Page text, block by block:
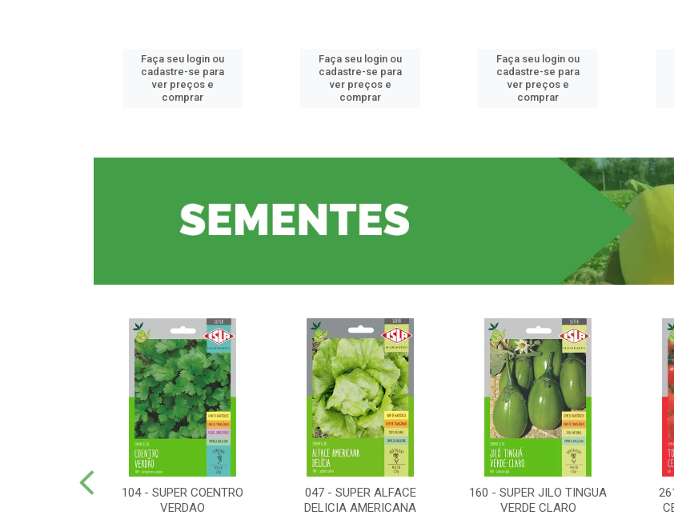
Faça seu login ou
cadastre-se para
ver preços e
comprar
Faça seu login ou
cadastre-se para
ver preços e
comprar
Faça seu login ou
cadastre-se para
ver preços e
comprar
104 - SUPER COENTRO
VERDAO
047 - SUPER ALFACE
DELICIA AMERICANA
160 - SUPER JILO TINGUA
VERDE CLARO